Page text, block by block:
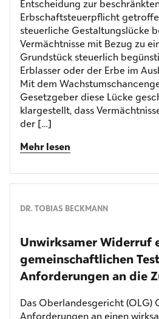
Entscheidung zur
Erbschaftsteuerpflicht
steuerliche Gestaltungslücke
Vermächtnisse mit Bezug zu
Grundstück steuerlich
Erblasser oder der Erbe im
Mit dem
Gesetzgeber diese Lücke
klargestellt, dass
der […]
Mehr lesen
DR. TOBIAS BECKMANN
Unwirksamer Widerruf
gemeinschaftlichen
Anforderungen an die
Das Oberlandesgericht (OLG)